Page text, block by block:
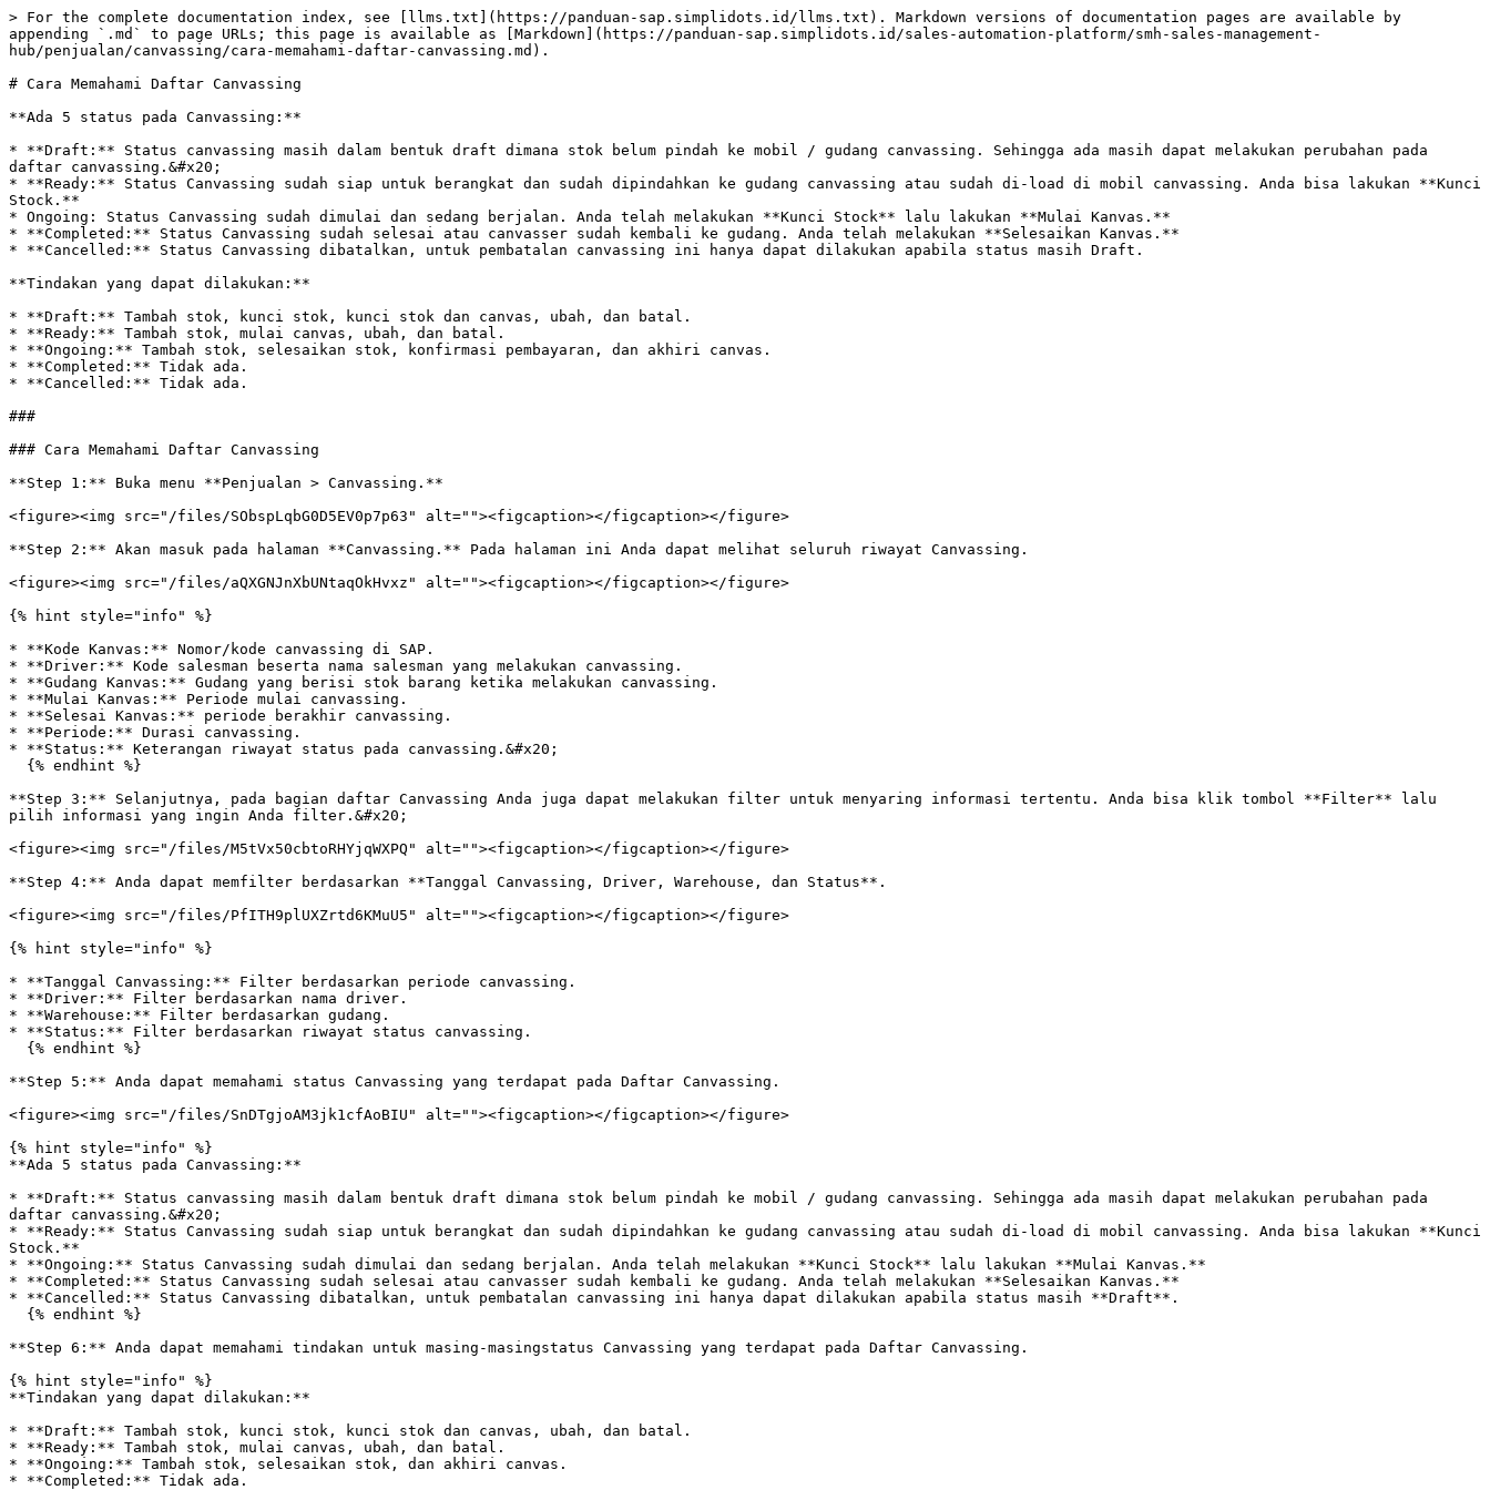
> For the complete documentation index, see [llms.txt](https://panduan-sap.simplidots.id/llms.txt). Markdown versions of documentation pages are available by
appending `.md` to page URLs; this page is available as [Markdown](https://panduan-sap.simplidots.id/sales-automation-platform/smh-sales-management-
hub/penjualan/canvassing/cara-memahami-daftar-canvassing.md).
# Cara Memahami Daftar Canvassing
**Ada 5 status pada Canvassing:**
* **Draft:** Status canvassing masih dalam bentuk draft dimana stok belum pindah ke mobil / gudang canvassing. Sehingga ada masih dapat melakukan perubahan pada
daftar canvassing.&#x20;
* **Ready:** Status Canvassing sudah siap untuk berangkat dan sudah dipindahkan ke gudang canvassing atau sudah di-load di mobil canvassing. Anda bisa lakukan **Kunci
Stock.**
* Ongoing: Status Canvassing sudah dimulai dan sedang berjalan. Anda telah melakukan **Kunci Stock** lalu lakukan **Mulai Kanvas.**
* **Completed:** Status Canvassing sudah selesai atau canvasser sudah kembali ke gudang. Anda telah melakukan **Selesaikan Kanvas.**
* **Cancelled:** Status Canvassing dibatalkan, untuk pembatalan canvassing ini hanya dapat dilakukan apabila status masih Draft.
**Tindakan yang dapat dilakukan:**
* **Draft:** Tambah stok, kunci stok, kunci stok dan canvas, ubah, dan batal.
* **Ready:** Tambah stok, mulai canvas, ubah, dan batal.
* **Ongoing:** Tambah stok, selesaikan stok, konfirmasi pembayaran, dan akhiri canvas.
* **Completed:** Tidak ada.
* **Cancelled:** Tidak ada.
###
### Cara Memahami Daftar Canvassing
**Step 1:** Buka menu **Penjualan > Canvassing.**
<figure><img src="/files/SObspLqbG0D5EV0p7p63" alt=""><figcaption></figcaption></figure>
**Step 2:** Akan masuk pada halaman **Canvassing.** Pada halaman ini Anda dapat melihat seluruh riwayat Canvassing.
<figure><img src="/files/aQXGNJnXbUNtaqOkHvxz" alt=""><figcaption></figcaption></figure>
{% hint style="info" %}
* **Kode Kanvas:** Nomor/kode canvassing di SAP.
* **Driver:** Kode salesman beserta nama salesman yang melakukan canvassing.
* **Gudang Kanvas:** Gudang yang berisi stok barang ketika melakukan canvassing.
* **Mulai Kanvas:** Periode mulai canvassing.
* **Selesai Kanvas:** periode berakhir canvassing.
* **Periode:** Durasi canvassing.
* **Status:** Keterangan riwayat status pada canvassing.&#x20;
**Step 3:** Selanjutnya, pada bagian daftar Canvassing Anda juga dapat melakukan filter untuk menyaring informasi tertentu. Anda bisa klik tombol **Filter** lalu
pilih informasi yang ingin Anda filter.&#x20;
<figure><img src="/files/M5tVx50cbtoRHYjqWXPQ" alt=""><figcaption></figcaption></figure>
**Step 4:** Anda dapat memfilter berdasarkan **Tanggal Canvassing, Driver, Warehouse, dan Status**.
<figure><img src="/files/PfITH9plUXZrtd6KMuU5" alt=""><figcaption></figcaption></figure>
{% hint style="info" %}
* **Tanggal Canvassing:** Filter berdasarkan periode canvassing.
* **Driver:** Filter berdasarkan nama driver.
* **Warehouse:** Filter berdasarkan gudang.
* **Status:** Filter berdasarkan riwayat status canvassing.
**Step 5:** Anda dapat memahami status Canvassing yang terdapat pada Daftar Canvassing.
<figure><img src="/files/SnDTgjoAM3jk1cfAoBIU" alt=""><figcaption></figcaption></figure>
{% hint style="info" %}
**Ada 5 status pada Canvassing:**
* **Draft:** Status canvassing masih dalam bentuk draft dimana stok belum pindah ke mobil / gudang canvassing. Sehingga ada masih dapat melakukan perubahan pada
daftar canvassing.&#x20;
* **Ready:** Status Canvassing sudah siap untuk berangkat dan sudah dipindahkan ke gudang canvassing atau sudah di-load di mobil canvassing. Anda bisa lakukan **Kunci
Stock.**
* **Ongoing:** Status Canvassing sudah dimulai dan sedang berjalan. Anda telah melakukan **Kunci Stock** lalu lakukan **Mulai Kanvas.**
* **Completed:** Status Canvassing sudah selesai atau canvasser sudah kembali ke gudang. Anda telah melakukan **Selesaikan Kanvas.**
* **Cancelled:** Status Canvassing dibatalkan, untuk pembatalan canvassing ini hanya dapat dilakukan apabila status masih **Draft**.
**Step 6:** Anda dapat memahami tindakan untuk masing-masingstatus Canvassing yang terdapat pada Daftar Canvassing.
{% hint style="info" %}
**Tindakan yang dapat dilakukan:**
* **Draft:** Tambah stok, kunci stok, kunci stok dan canvas, ubah, dan batal.
* **Ready:** Tambah stok, mulai canvas, ubah, dan batal.
* **Ongoing:** Tambah stok, selesaikan stok, dan akhiri canvas.
* **Completed:** Tidak ada.